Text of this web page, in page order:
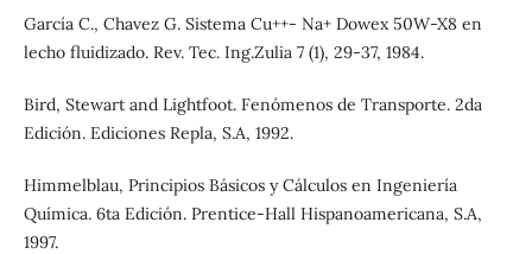
García C., Chavez G. Sistema Cu++- Na+ Dowex 50W-X8 en
lecho fluidizado. Rev. Tec. Ing.Zulia 7 (1), 29-37, 1984.
Bird, Stewart and Lightfoot. Fenómenos de Transporte. 2da
Edición. Ediciones Repla, S.A, 1992.
Himmelblau, Principios Básicos y Cálculos en Ingeniería
Química. 6ta Edición. Prentice-Hall Hispanoamericana, S.A,
1997.